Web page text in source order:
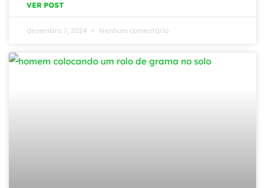
VER POST
dezembro 7, 2024 Nenhum comentário